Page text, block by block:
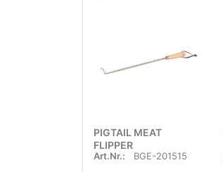
PIGTAIL MEAT
FLIPPER
Art.Nr.: BGE-201515